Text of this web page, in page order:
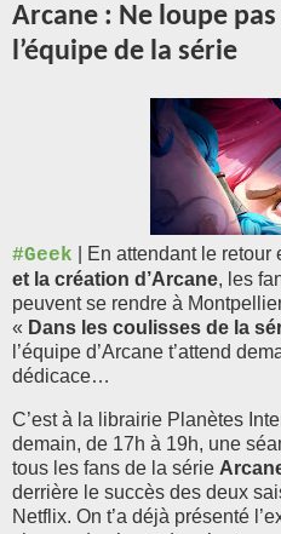
Arcane : Ne loupe
l’équipe de la série
#Geek | En attendant le retour
et la création d’Arcane, les
peuvent se rendre à
« Dans les coulisses de la
l’équipe d’Arcane t’attend
dédicace…
C’est à la librairie Planètes
demain, de 17h à 19h, une
tous les fans de la série
derrière le succès des deux
Netflix. On t’a déjà présenté